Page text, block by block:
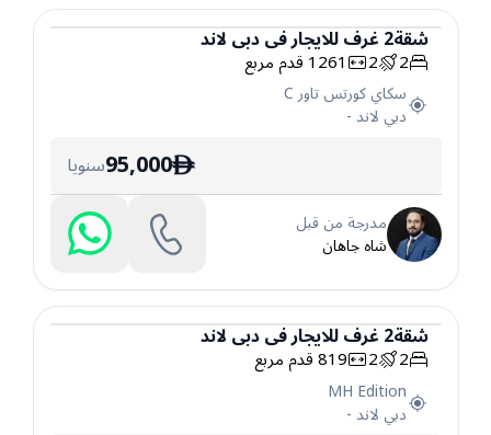
شقة
شقة2غرفللايجارفيدبي لاند
2
2
1261قدم مربع
سكاي كورتس تاور C
دبي لاند-
ê
95,000سنويا
مدرجة من قبل
شاه جاهان
شقة
شقة2غرفللايجارفيدبي لاند
2
2
819قدم مربع
MH Edition
دبي لاند-